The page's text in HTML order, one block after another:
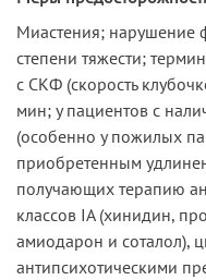
Миастения; нарушение
степени тяжести;
с СКФ (скорость
мин; у пациентов с
(особенно у пожилых
приобретенным
получающих терапию
классов IA (хинидин,
амиодарон и соталол),
антипсихотическими